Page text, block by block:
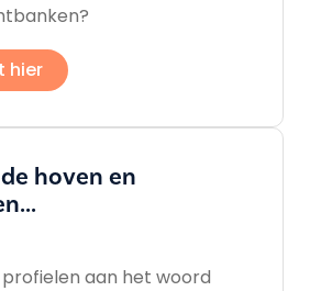
hier
hoven en
aan het woord